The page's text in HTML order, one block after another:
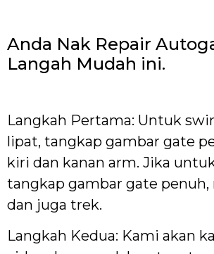
Anda Nak Repair
Langah Mudah ini.
Langkah Pertama: Untuk
lipat, tangkap gambar gate
kiri dan kanan arm. Jika
tangkap gambar gate penuh,
dan juga trek.
Langkah Kedua: Kami akan